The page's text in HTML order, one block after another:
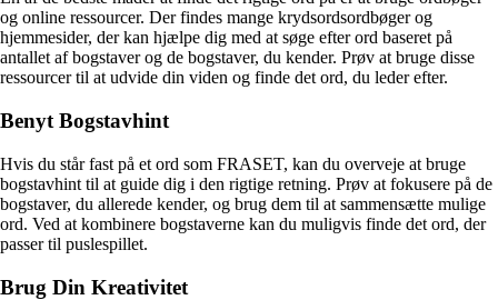
og online ressourcer. Der findes mange krydsordsordbøger og
hjemmesider, der kan hjælpe dig med at søge efter ord baseret på
antallet af bogstaver og de bogstaver, du kender. Prøv at bruge disse
ressourcer til at udvide din viden og finde det ord, du leder efter.
Benyt Bogstavhint
Hvis du står fast på et ord som FRASET, kan du overveje at bruge
bogstavhint til at guide dig i den rigtige retning. Prøv at fokusere på de
bogstaver, du allerede kender, og brug dem til at sammensætte mulige
ord. Ved at kombinere bogstaverne kan du muligvis finde det ord, der
passer til puslespillet.
Brug Din Kreativitet